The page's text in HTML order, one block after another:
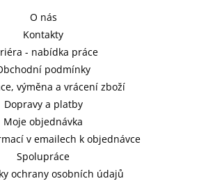
O nás
Kontakty
- nabídka práce
podmínky
výměna a vrácení zboží
Dopravy a platby
Moje objednávka
v emailech k objednávce
Spolupráce
ochrany osobních údajů